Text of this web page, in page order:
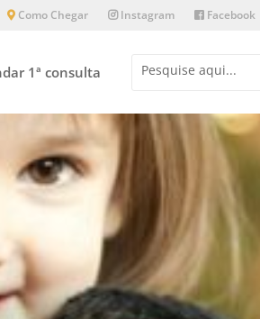
Como Chegar Instagram Facebook
1ª consulta